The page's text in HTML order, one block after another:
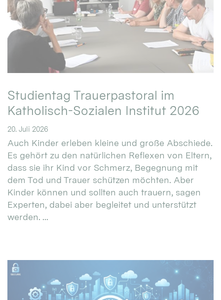
Studientag Trauerpastoral im
Katholisch-Sozialen Institut 2026
20. Juli 2026
Auch Kinder erleben kleine und große Abschiede.
Es gehört zu den natürlichen Reflexen von Eltern,
dass sie ihr Kind vor Schmerz, Begegnung mit
dem Tod und Trauer schützen möchten. Aber
Kinder können und sollten auch trauern, sagen
Experten, dabei aber begleitet und unterstützt
werden. ...